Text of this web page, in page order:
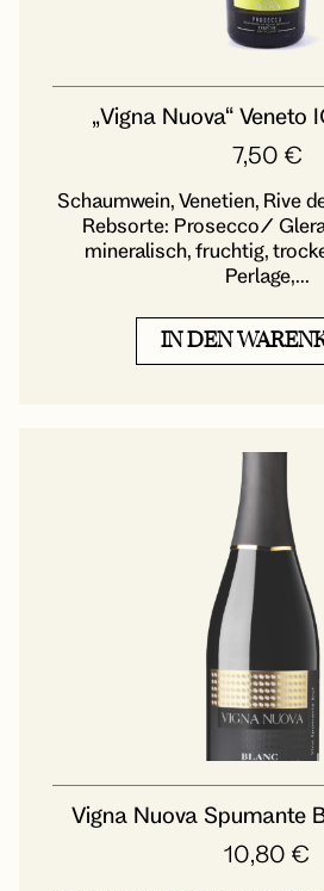
„Vigna Nuova“ Veneto
7,50 €
Schaumwein, Venetien, Rive
Rebsorte: Prosecco/
mineralisch, fruchtig,
Perlage,...
IN DEN
Vigna Nuova Spumante
10,80 €